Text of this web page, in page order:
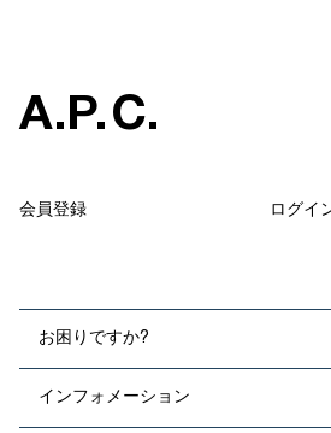
A.P.C.
会員登録 ログイ
お困りですか?
インフォメーション